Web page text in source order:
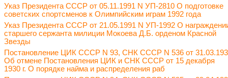
Указ Президента СССР от 05.11.1991 N УП-2810 О подготовке
советских спортсменов к Олимпийским играм 1992 года
Указ Президента СССР от 21.05.1991 N УП-1992 О
старшего сержанта милиции Мокоева Д.Б. орденом Красной
Звезды
Постановление ЦИК СССР N 93, СНК СССР N 536 от
Об отмене Постановления ЦИК и СНК СССР от 15 декабря
1930 г. О порядке найма и распределения раб